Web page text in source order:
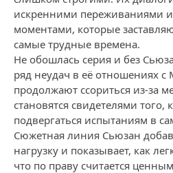
искренними переживаниями
моментами, которые
самые трудные времена.
Не обошлась серия и без
ряд неудач в её отношениях
продолжают ссориться из-за
становятся свидетелями
подвергаться испытаниям в
Сюжетная линия Сьюзан
нагрузку и показывает, как
что по праву считается